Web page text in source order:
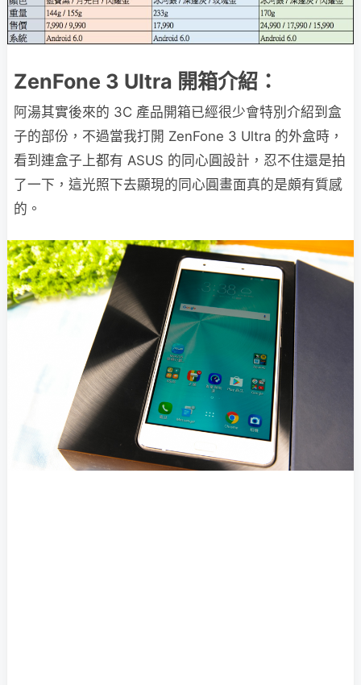
ZenFone 3 Ultra 開箱介紹：
阿湯其實後來的 3C 產品開箱已經很少會特別介紹到盒
子的部份，不過當我打開 ZenFone 3 Ultra 的外盒時，
看到連盒子上都有 ASUS 的同心圓設計，忍不住還是拍
了一下，這光照下去顯現的同心圓畫面真的是頗有質感
的。